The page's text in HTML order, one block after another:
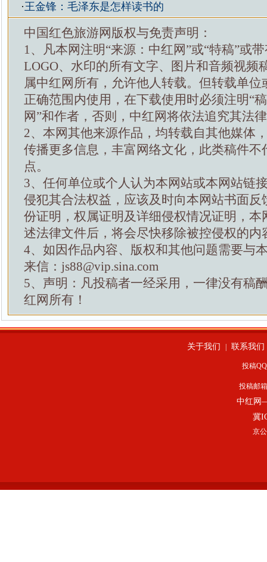
·王金锋：毛泽东是怎样读书的
中国红色旅游网版权与免责声明：
1、凡本网注明“来源：中红网”或“特稿”或
LOGO、水印的所有文字、图片和音频视频
属中红网所有，允许他人转载。但转载单位
正确范围内使用，在下载使用时必须注明“
网”和作者，否则，中红网将依法追究其法
2、本网其他来源作品，均转载自其他媒体
传播更多信息，丰富网络文化，此类稿件不
点。
3、任何单位或个人认为本网站或本网站链
侵犯其合法权益，应该及时向本网站书面反
份证明，权属证明及详细侵权情况证明，本
述法律文件后，将会尽快移除被控侵权的内
4、如因作品内容、版权和其他问题需要与
来信：js88@vip.sina.com
5、声明：凡投稿者一经采用，一律没有稿
红网所有！
关于我们 联系我们
投稿
投稿邮
中红网
冀
京